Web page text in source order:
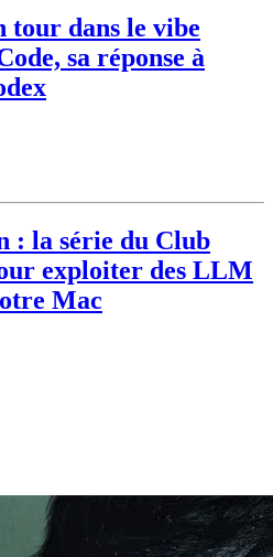
tour dans le vibe
sa réponse à
: la série du Club
exploiter des LLM
Mac